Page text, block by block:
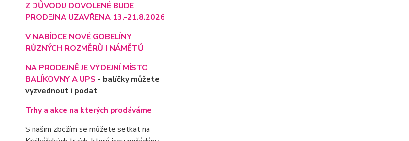
Z DŮVODU DOVOLENÉ BUDE
PRODEJNA UZAVŘENA 13.-21.8.2026
V NABÍDCE NOVÉ GOBELÍNY
RŮZNÝCH ROZMĚRŮ I NÁMĚTŮ
NA PRODEJNĚ JE VÝDEJNÍ MÍSTO
BALÍKOVNY A UPS - balíčky můžete
vyzvednout i podat
Trhy a akce na kterých prodáváme
S našim zbožím se můžete setkat na